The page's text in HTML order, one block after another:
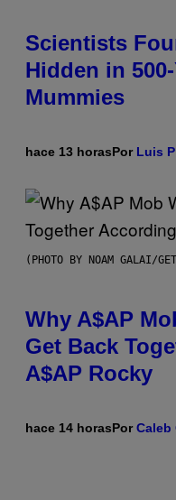
Scientists
Hidden in
Mummies
hace 13 horasPor Luis
(PHOTO BY NOAM GALAI/
Why A$AP
Get Back
A$AP Rocky
hace 14 horasPorCaleb